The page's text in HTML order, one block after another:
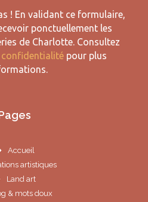
! En validant ce formulaire,
ponctuellement les
de Charlotte. Consultez
pour plus
Accueil
artistiques
Land art
& mots doux